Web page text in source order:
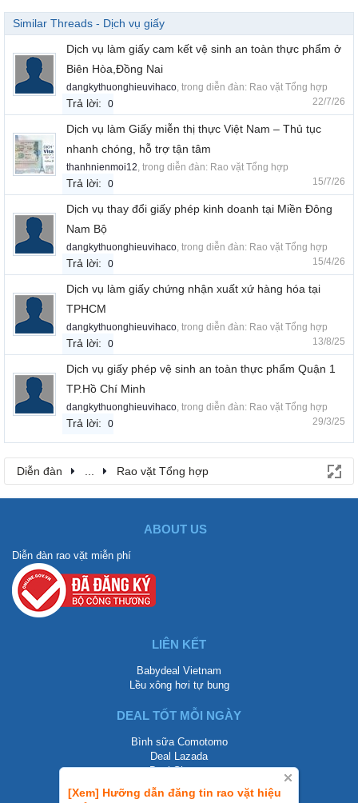
[Xem] Hưỡng dẫn đăng tin rao vặt hiệu
Similar Threads - Dịch vụ giấy
Dịch vụ làm giấy cam kết vệ sinh an toàn thực phẩm ở
Biên Hòa,Đồng Nai
dangkythuonghieuvihaco, trong diễn đàn: Rao vặt Tổng hợp
Trả lời: 0 22/7/26
Dịch vụ làm Giấy miễn thị thực Việt Nam – Thủ tục
nhanh chóng, hỗ trợ tận tâm
thanhnienmoi12, trong diễn đàn: Rao vặt Tổng hợp
Trả lời: 0 15/7/26
Dịch vụ thay đổi giấy phép kinh doanh tại Miền Đông
Nam Bộ
dangkythuonghieuvihaco, trong diễn đàn: Rao vặt Tổng hợp
Trả lời: 0 15/4/26
Dịch vụ làm giấy chứng nhận xuất xứ hàng hóa tại
TPHCM
dangkythuonghieuvihaco, trong diễn đàn: Rao vặt Tổng hợp
Trả lời: 0 13/8/25
Dịch vụ giấy phép vệ sinh an toàn thực phẩm Quận 1
TP.Hồ Chí Minh
dangkythuonghieuvihaco, trong diễn đàn: Rao vặt Tổng hợp
Trả lời: 0 29/3/25
Diễn đàn ... Rao vặt Tổng hợp
ABOUT US
Diễn đàn rao vặt miễn phí
LIÊN KẾT
Babydeal Vietnam
Lều xông hơi tự bung
DEAL TỐT MỖI NGÀY
Bình sữa Comotomo
Deal Lazada
Deal Shopee